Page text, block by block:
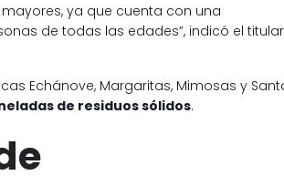
ya que cuenta con una
de todas las edades”, indicó el titular
Echánove, Margaritas, Mimosas y
de residuos sólidos.